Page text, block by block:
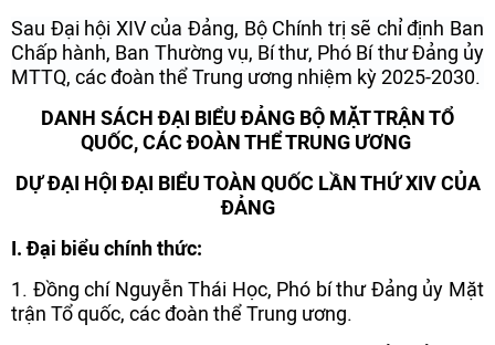
Sau Đại hội XIV của Đảng, Bộ Chính trị sẽ chỉ định Ban
Chấp hành, Ban Thường vụ, Bí thư, Phó Bí thư Đảng ủy
MTTQ, các đoàn thể Trung ương nhiệm kỳ 2025-2030.
DANH SÁCH ĐẠI BIỂU ĐẢNG BỘ MẶT TRẬN TỔ
QUỐC, CÁC ĐOÀN THỂ TRUNG ƯƠNG
DỰ ĐẠI HỘI ĐẠI BIỂU TOÀN QUỐC LẦN THỨ XIV CỦA
ĐẢNG
I. Đại biểu chính thức:
1. Đồng chí Nguyễn Thái Học, Phó bí thư Đảng ủy Mặt
trận Tổ quốc, các đoàn thể Trung ương.